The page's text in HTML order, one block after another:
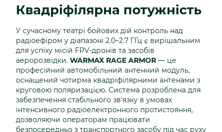
Квадріфілярна потужність
У сучасному театрі бойових дій контроль над
радіоефіром у діапазоні 2.0–2.7 ГГц є вирішальним
для успіху місій FPV-дронів та засобів
аеророзвідки. WARMAX RAGE ARMOR — це
професійний автомобільний антенний модуль,
оснащений чотирма квадріфілярними антенами з
круговою поляризацією. Система розроблена для
забезпечення стабільного зв'язку в умовах
інтенсивного радіоелектронного протистояння,
дозволяючи операторам працювати
безпосередньо з транспортного засобу під час руху